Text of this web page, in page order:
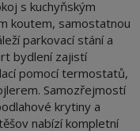
s kuchyňským
koutem, samostatnou
parkovací stání a
bydlení zajistí
pomocí termostatů,
Samozřejmostí
krytiny a
nabízí kompletní